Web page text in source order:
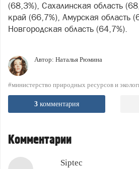
(68,3%), Сахалинская область
край (66,7%), Амурская область
Новгородская область (64,7%).
Автор: Наталья Рюмина
#министерство природных ресурсов и
3 комментария
Комментарии
Siptec